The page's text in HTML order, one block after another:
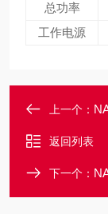
总功率
工作电源
上一个：
返回列表
下一个：